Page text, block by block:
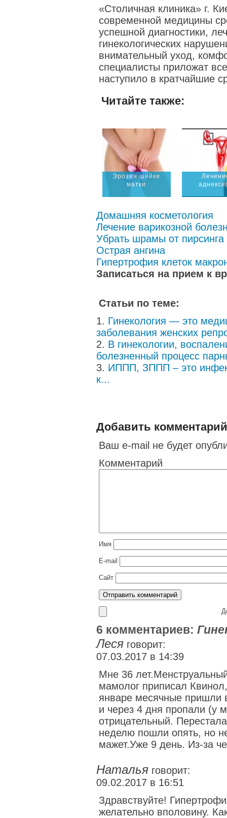
«Столичная клиника» г.
современной медицины
успешной диагностики,
гинекологических
внимательный уход,
специалисты приложат
наступило в кратчайшие
Читайте также:
Эрозия шейки
матки
Домашняя косметология
Лечение варикозной
Убрать шрамы от пирсинга
Острая ангина
Гипертрофия клеток
Записаться на прием к
Статьи по теме:
Гинекология — это
заболевания женских
В гинекологии,
болезненный процесс
ИППП, ЗППП – это
к...
Добавить комментарий
Ваш e-mail не будет
Комментарий
Имя
E-mail
Сайт
6 комментариев:
Леся говорит:
07.03.2017 в 14:39
Мне 36
мамолог приписал
январе месячные пришли
и через 4 дня пропали (у
отрицательный.
неделю пошли опять, но
мажет.Уже 9 день. Из-за
Наталья говорит:
09.02.2017 в 16:51
Здравствуйте!
желательно вполовину.